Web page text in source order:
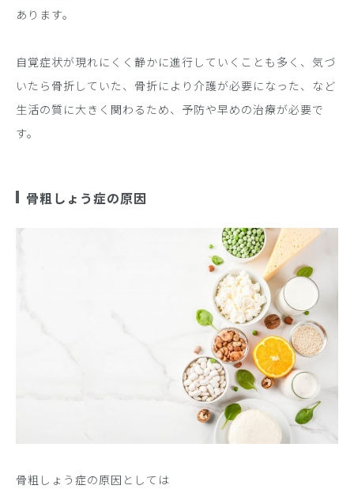
あります。
自覚症状が現れにくく静かに進行していくことも多く、気づ
いたら骨折していた、骨折により介護が必要になった、など
生活の質に大きく関わるため、予防や早めの治療が必要で
す。
骨粗しょう症の原因
骨粗しょう症の原因としては